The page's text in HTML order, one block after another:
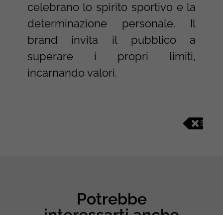
celebrano lo spirito sportivo e la
determinazione personale. Il
brand invita il pubblico a
superare i propri limiti,
incarnando valori.
B
R
Potrebbe